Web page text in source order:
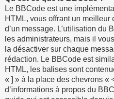
Le BBCode est une
HTML, vous offrant un
d’un message. L’utilisation du
les administrateurs, mais il
la désactiver sur chaque
rédaction. Le BBCode est
HTML, les balises sont
« ] » à la place des chevrons «
d’informations à propos du